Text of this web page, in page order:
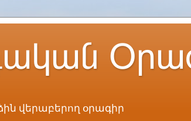
վերաբերող օրագիր